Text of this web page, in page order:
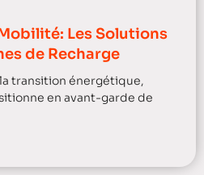
Les Solutions
de Recharge
transition énergétique,
en avant-garde de